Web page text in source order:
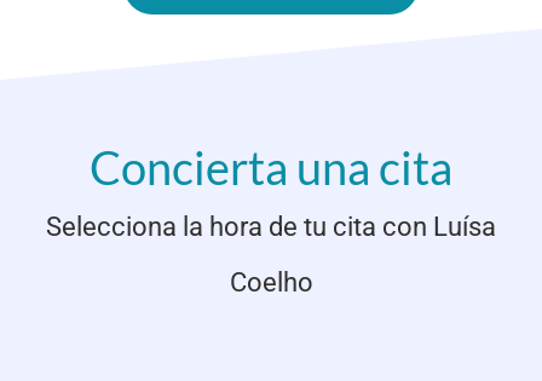
Concierta una cita
Selecciona la hora de tu cita con Luísa
Coelho